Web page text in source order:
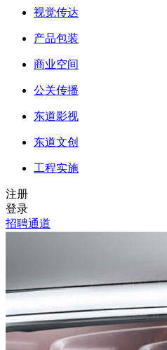
视觉传达
产品包装
商业空间
公关传播
东道影视
东道文创
工程实施
注册
登录
招聘通道